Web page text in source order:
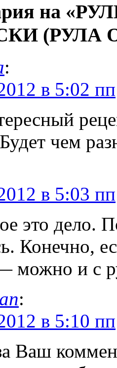
на
(РУЛА
:
в 5:02 пп
чем
в 5:03 пп
это дело.
Конечно,
можно и с
:
в 5:10 пп
Ваш